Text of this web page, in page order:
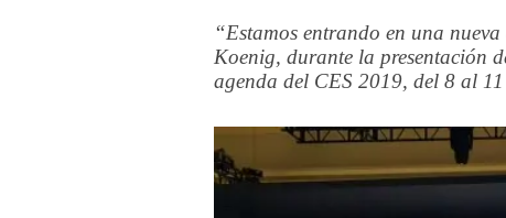
“Estamos entrando en una
Koenig, durante la presentación
agenda del CES 2019, del 8 al